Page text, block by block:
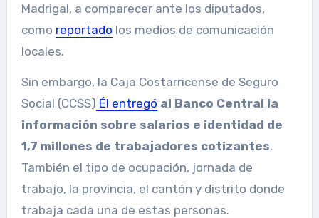
Madrigal, a comparecer ante los diputados,
como reportado los medios de comunicación
locales.
Sin embargo, la Caja Costarricense de Seguro
Social (CCSS) Él entregó al Banco Central la
información sobre salarios e identidad de
1,7 millones de trabajadores cotizantes.
También el tipo de ocupación, jornada de
trabajo, la provincia, el cantón y distrito donde
trabaja cada una de estas personas.